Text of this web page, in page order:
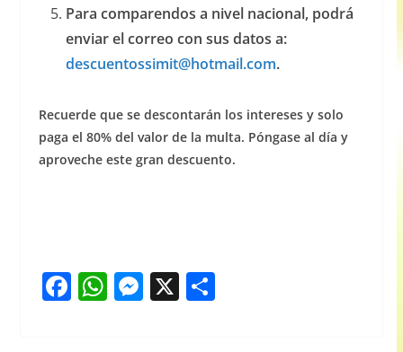
Para comparendos a nivel nacional, podrá
enviar el correo con sus datos a:
descuentossimit@hotmail.com.
Recuerde que se descontarán los intereses y solo
paga el 80% del valor de la multa. Póngase al día y
aproveche este gran descuento.
F W M X S